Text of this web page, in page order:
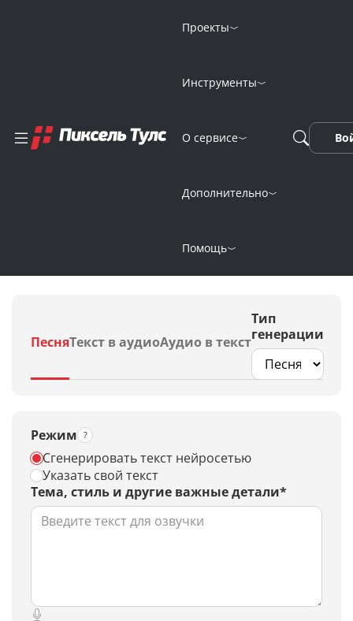
Проекты
Инструменты
О сервисе
Дополнительно
Помощь
атмосферной
музыки
нейросетью
ПесняТекст в аудиоАудио в текст
Тип
генерации
Режим
Сгенерировать текст нейросетью
Указать свой текст
Тема, стиль и другие важные детали*